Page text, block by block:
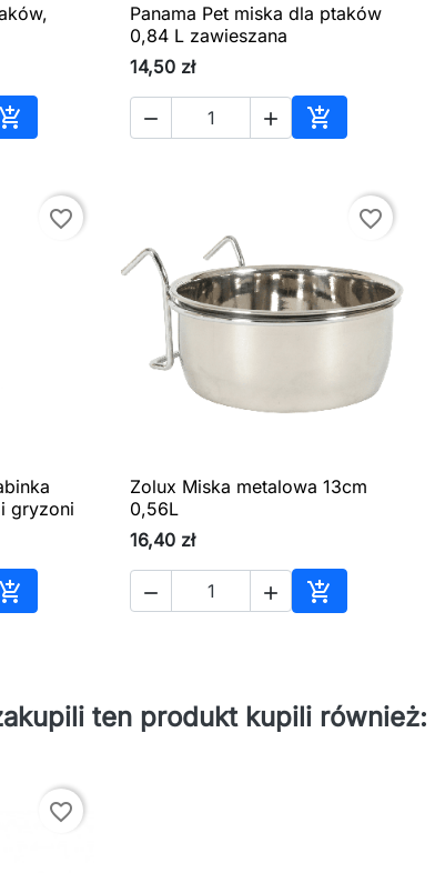

Dodaj do koszyka
 Szybki podgląd
Panama Pet miska dla ptaków
0,84 L zawieszana
14,50 zł
  
Dodaj do
favorite_border
gryzoni
Dodaj do koszyka
favorite_border
 Szybki podgląd
Zolux Miska metalowa 13cm
0,56L
16,40 zł
  
Dodaj do
ten produkt kupili również:
favorite_border